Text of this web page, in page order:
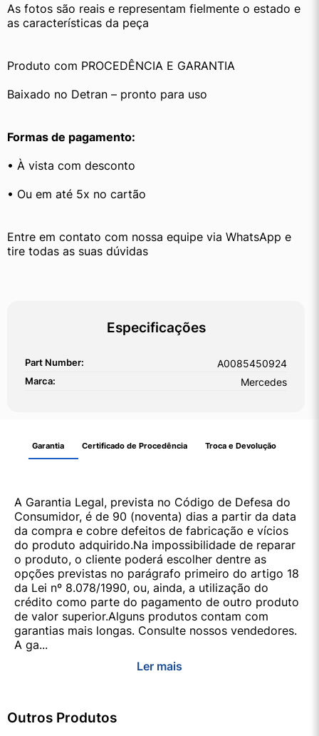
As fotos são reais e representam fielmente o estado e
as características da peça
Produto com PROCEDÊNCIA E GARANTIA
Baixado no Detran – pronto para uso
Formas de pagamento:
• À vista com desconto
• Ou em até 5x no cartão
Entre em contato com nossa equipe via WhatsApp e
tire todas as suas dúvidas
Especificações
Part Number: A0085450924
Marca: Mercedes
Garantia Certificado de Procedência Troca e Devolução
A Garantia Legal, prevista no Código de Defesa do
Consumidor, é de 90 (noventa) dias a partir da data
da compra e cobre defeitos de fabricação e vícios
do produto adquirido.Na impossibilidade de reparar
o produto, o cliente poderá escolher dentre as
opções previstas no parágrafo primeiro do artigo 18
da Lei nº 8.078/1990, ou, ainda, a utilização do
crédito como parte do pagamento de outro produto
de valor superior.Alguns produtos contam com
garantias mais longas. Consulte nossos vendedores.
A ga...
Ler mais
Outros Produtos